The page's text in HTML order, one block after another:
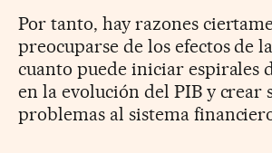
Por tanto, hay razones
preocuparse de los efectos de
cuanto puede iniciar espirales
en la evolución del PIB y crear
problemas al sistema